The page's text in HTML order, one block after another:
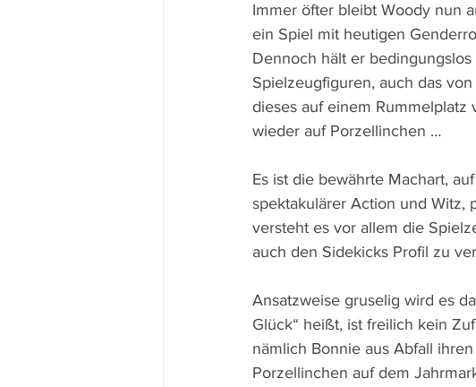
Immer öfter bleibt Woody nun
ein Spiel mit heutigen
Dennoch hält er
Spielzeugfiguren, auch das
dieses auf einem
wieder auf Porzellinchen …
Es ist die bewährte Machart,
spektakulärer Action und Witz,
versteht es vor allem die
auch den Sidekicks Profil zu
Ansatzweise gruselig wird es
Glück“ heißt, ist freilich kein
nämlich Bonnie aus Abfall
Porzellinchen auf dem